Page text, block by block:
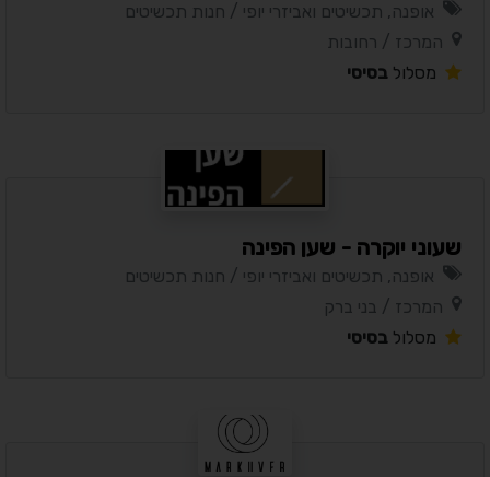
אופנה, תכשיטים ואביזרי יופי / חנות תכשיטים
המרכז / רחובות
מסלול בסיסי
שעוני יוקרה - שען הפינה
אופנה, תכשיטים ואביזרי יופי / חנות תכשיטים
המרכז / בני ברק
מסלול בסיסי